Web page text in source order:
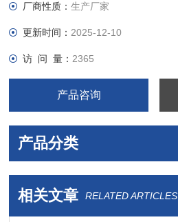
厂商性质：生产厂家
更新时间： 2025-12-10
访 问 量： 2365
产品咨询
产品分类
相关文章 RELATED ARTICLES